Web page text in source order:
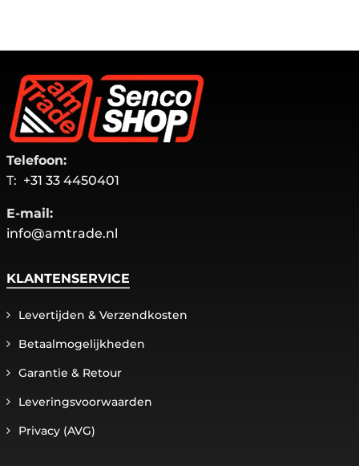
Telefoon:
T: +31 33 4450401
E-mail:
info@amtrade.nl
KLANTENSERVICE
Levertijden & Verzendkosten
Betaalmogelijkheden
Garantie & Retour
Leveringsvoorwaarden
Privacy (AVG)